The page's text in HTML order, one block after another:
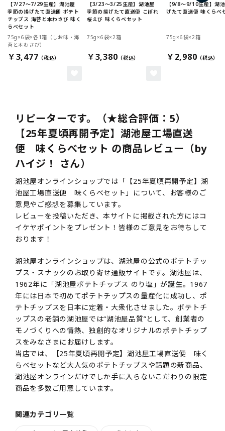
【7/27～7/29生産】湖池屋
季節の揚げたて直送便 ポテト
チップス 海苔と本わさび 味く
らべセット
75g×6袋×各1箱（しお味・海
苔と本わさび）
￥3,477
【3/23～3/25生産】湖池屋
季節の揚げたて直送便 こぼれ
桜えび 味くらべセット
75g×6袋×2箱
￥3,380
【9/8～9/10生産】湖
げたて直送便 味くらべ
75g×6袋×2箱
￥2,980
リピーターです。（★総合評価：5）
【25年夏頃再開予定】湖池屋工場直送
便 味くらべセット の商品レビュー（by
ハイジ！ さん）
湖池屋オンラインショップでは「【25年夏頃再開予定】湖
池屋工場直送便 味くらべセット」について、お客様のご
意見やご感想を募集しています。
レビューを投稿いただき、本サイトに掲載された方にはコ
イケヤポイントをプレゼント！皆様のご意見をお待ちして
おります！
湖池屋オンラインショップは、湖池屋の公式のポテトチッ
プス・スナックのお取り寄せ通販サイトです。湖池屋は、
1962年に「湖池屋ポテトチップス のり塩」が誕生。1967
年には日本で初めてポテトチップスの量産化に成功し、ポ
テトチップスを日本に定着・大衆化させました。ポテトチ
ップスの老舗の湖池屋では“湖池屋品質”として、創業者の
モノづくりへの情熱、独創的なオリジナルのポテトチップ
スをみなさまにお届けします。
当店では、【25年夏頃再開予定】湖池屋工場直送便 味く
らべセットなど大人気のポテトチップスや話題の新商品、
湖池屋オンラインだけでしか手に入らないこだわりの限定
商品を多数ご用意しています。
関連カテゴリ一覧